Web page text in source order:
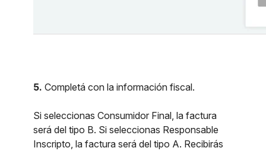
5. Completá con la información fiscal.
Si seleccionas Consumidor Final, la factura
será del tipo B. Si seleccionas Responsable
Inscripto, la factura será del tipo A. Recibirás